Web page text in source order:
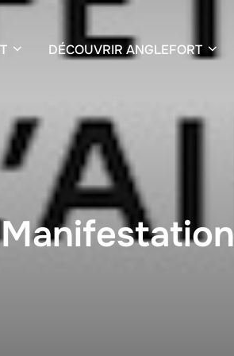
DÉCOUVRIR ANGLEFORT